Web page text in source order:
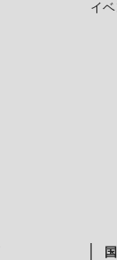
イベ